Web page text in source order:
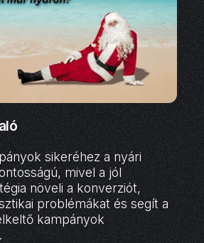
sikeréhez a nyári
mivel a jól
növeli a konverziót,
problémákat és segít a
kampányok